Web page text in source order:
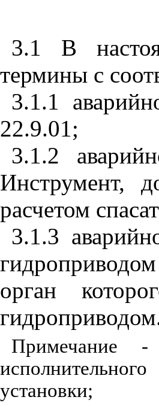
3.1 В
термины с
3.1.1
22.9.01;
3.1.2
Инструмент,
расчетом
3.1.3
орган
Примечание
установки;